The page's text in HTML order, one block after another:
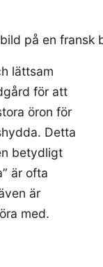
lättsam
för att
öron för
Detta
betydligt
är ofta
är
med.